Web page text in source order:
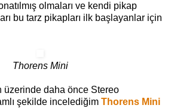
olmaları ve kendi pikap
bu tarz pikapları ilk başlayanlar için
Thorens Mini
üzerinde daha önce Stereo
şekilde incelediğim Thorens Mini